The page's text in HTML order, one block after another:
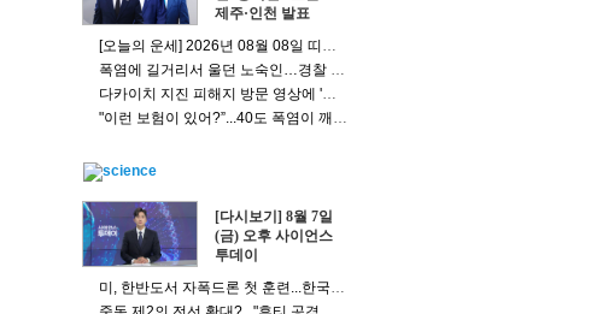
제주·인천 발표
[오늘의 운세] 2026년 08월 08일 띠별 운세
폭염에 길거리서 울던 노숙인…경찰 도움으로 30년 만에 가족 찾아
다카이치 지진 피해지 방문 영상에 '경악'...日배우도 "미친 짓" 직격
"이런 보험이 있어?”...40도 폭염이 깨운 ‘기후보험' [앵커리포트]
[다시보기] 8월 7일
(금) 오후 사이언스
투데이
미, 한반도서 자폭드론 첫 훈련...한국 배치 가능성도?